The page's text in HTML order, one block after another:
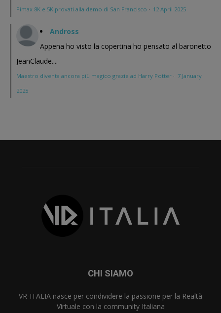
Pimax 8K e 5K provati alla demo di San Francisco · 12 April 2025
Andross
Appena ho visto la copertina ho pensato al baronetto
JeanClaude....
Maestro diventa ancora più magico grazie ad Harry Potter · 7 January
2025
CHI SIAMO
VR-ITALIA nasce per condividere la passione per la Realtà
Virtuale con la community Italiana